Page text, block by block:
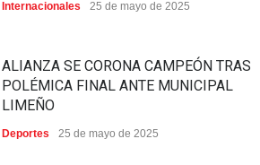
Internacionales 25 de mayo de 2025
ALIANZA SE CORONA CAMPEÓN TRAS
POLÉMICA FINAL ANTE MUNICIPAL
LIMEÑO
Deportes 25 de mayo de 2025